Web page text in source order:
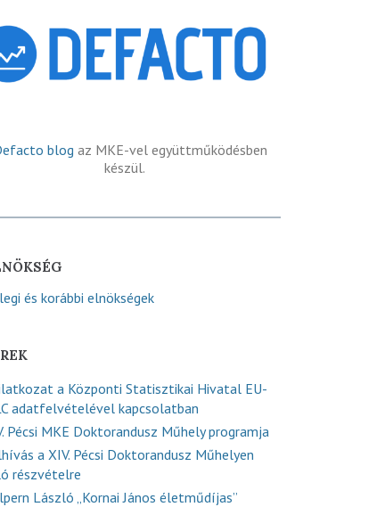
blog az MKE-vel együttműködésben
készül.
és korábbi elnökségek
a Központi Statisztikai Hivatal EU-
adatfelvételével kapcsolatban
Pécsi MKE Doktorandusz Műhely programja
a XIV. Pécsi Doktorandusz Műhelyen
részvételre
László „Kornai János életműdíjas”